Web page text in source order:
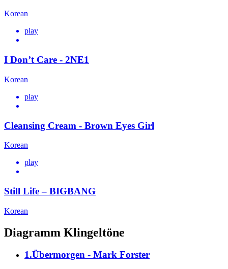
Korean
play
I Don’t Care - 2NE1
Korean
play
Cleansing Cream - Brown Eyes Girl
Korean
play
Still Life – BIGBANG
Korean
Diagramm Klingeltöne
1.Übermorgen - Mark Forster